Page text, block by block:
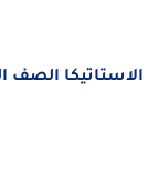
الاستاتيكا الصف